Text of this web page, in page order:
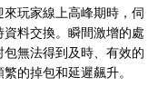
玩家線上高峰期時，伺
料交換。瞬間激增的處
無法得到及時、有效的
的掉包和延遲飆升。